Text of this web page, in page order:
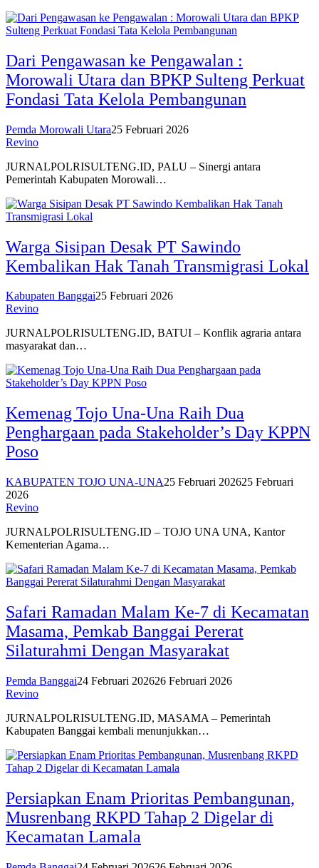
Dari Pengawasan ke Pengawalan :
Morowali Utara dan BPKP Sulteng Perkuat
Fondasi Tata Kelola Pembangunan
Pemda Morowali Utara25 Februari 2026
Revino
JURNALPOLRISULTENG.ID, PALU – Sinergi antara
Pemerintah Kabupaten Morowali…
Warga Sisipan Desak PT Sawindo
Kembalikan Hak Tanah Transmigrasi Lokal
Kabupaten Banggai25 Februari 2026
Revino
JURNALPOLRISULTENG.ID, BATUI – Konflik agraria antara
masyarakat dan…
Kemenag Tojo Una-Una Raih Dua
Penghargaan pada Stakeholder’s Day KPPN
Poso
KABUPATEN TOJO UNA-UNA25 Februari 202625 Februari
2026
Revino
JURNALPOLRISULTENG.ID – TOJO UNA UNA, Kantor
Kementerian Agama…
Safari Ramadan Malam Ke-7 di Kecamatan
Masama, Pemkab Banggai Pererat
Silaturahmi Dengan Masyarakat
Pemda Banggai24 Februari 202626 Februari 2026
Revino
JURNALPOLRISULTENG.ID, MASAMA – Pemerintah
Kabupaten Banggai kembali menunjukkan…
Persiapkan Enam Prioritas Pembangunan,
Musrenbang RKPD Tahap 2 Digelar di
Kecamatan Lamala